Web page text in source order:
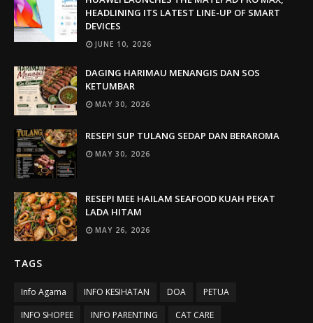
HEADLINING ITS LATEST LINE-UP OF SMART
DEVICES
JUNE 10, 2026
DAGING HARIMAU MENANGIS DAN SOS
KETUMBAR
MAY 30, 2026
RESEPI SUP TULANG SEDAP DAN BERAROMA
MAY 30, 2026
RESEPI MEE HAILAM SEAFOOD KUAH PEKAT
LADA HITAM
MAY 26, 2026
TAGS
Info Agama INFO KESIHATAN DOA
PETUA
INFO SHOPEE
INFO PARENTING
CAT CARE